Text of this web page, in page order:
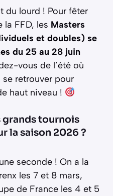
du lourd ! Pour fêter
la FFD, les Masters
et doubles) se
du 25 au 28 juin
vous de l’été où
retrouver pour
haut niveau !
grands tournois
la saison 2026 ?
seconde ! On a la
les 7 et 8 mars,
de France les 4 et 5